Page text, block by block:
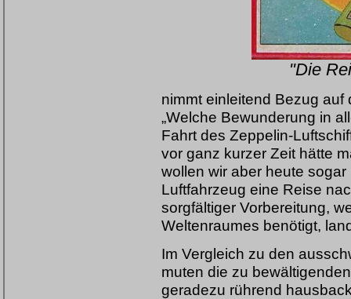
"Die
nimmt einleitend Bezug
„Welche Bewunderung in
Fahrt des Zeppelin-
vor ganz kurzer Zeit hätte
wollen wir aber heute
Luftfahrzeug eine Reise
sorgfältiger Vorbereitung,
Weltenraumes benötigt,
Im Vergleich zu den
muten die zu
geradezu rührend